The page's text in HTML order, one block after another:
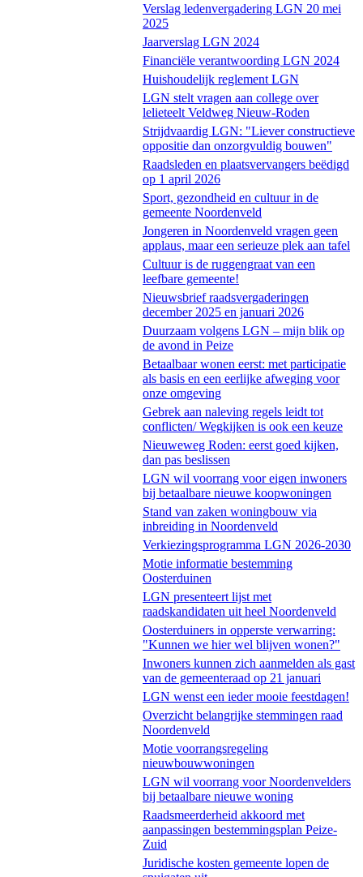
Verslag ledenvergadering LGN 20 mei
2025
Jaarverslag LGN 2024
Financiële verantwoording LGN 2024
Huishoudelijk reglement LGN
LGN stelt vragen aan college over
lelieteelt Veldweg Nieuw-Roden
Strijdvaardig LGN: "Liever constructieve
oppositie dan onzorgvuldig bouwen"
Raadsleden en plaatsvervangers beëdigd
op 1 april 2026
Sport, gezondheid en cultuur in de
gemeente Noordenveld
Jongeren in Noordenveld vragen geen
applaus, maar een serieuze plek aan tafel
Cultuur is de ruggengraat van een
leefbare gemeente!
Nieuwsbrief raadsvergaderingen
december 2025 en januari 2026
Duurzaam volgens LGN – mijn blik op
de avond in Peize
Betaalbaar wonen eerst: met participatie
als basis en een eerlijke afweging voor
onze omgeving
Gebrek aan naleving regels leidt tot
conflicten/ Wegkijken is ook een keuze
Nieuweweg Roden: eerst goed kijken,
dan pas beslissen
LGN wil voorrang voor eigen inwoners
bij betaalbare nieuwe koopwoningen
Stand van zaken woningbouw via
inbreiding in Noordenveld
Verkiezingsprogramma LGN 2026-2030
Motie informatie bestemming
Oosterduinen
LGN presenteert lijst met
raadskandidaten uit heel Noordenveld
Oosterduiners in opperste verwarring:
"Kunnen we hier wel blijven wonen?"
Inwoners kunnen zich aanmelden als gast
van de gemeenteraad op 21 januari
LGN wenst een ieder mooie feestdagen!
Overzicht belangrijke stemmingen raad
Noordenveld
Motie voorrangsregeling
nieuwbouwwoningen
LGN wil voorrang voor Noordenvelders
bij betaalbare nieuwe woning
Raadsmeerderheid akkoord met
aanpassingen bestemmingsplan Peize-
Zuid
Juridische kosten gemeente lopen de